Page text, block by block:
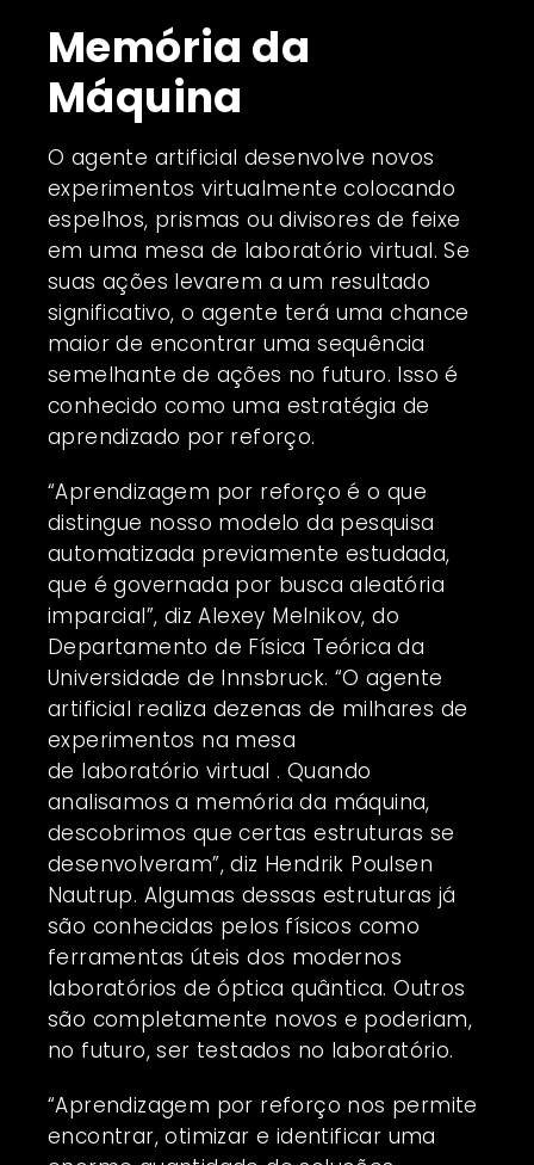
Memória da
Máquina
O agente artificial desenvolve novos
experimentos virtualmente colocando
espelhos, prismas ou divisores de feixe
em uma mesa de laboratório virtual. Se
suas ações levarem a um resultado
significativo, o agente terá uma chance
maior de encontrar uma sequência
semelhante de ações no futuro. Isso é
conhecido como uma estratégia de
aprendizado por reforço.
“Aprendizagem por reforço é o que
distingue nosso modelo da pesquisa
automatizada previamente estudada,
que é governada por busca aleatória
imparcial”, diz Alexey Melnikov, do
Departamento de Física Teórica da
Universidade de Innsbruck. “O agente
artificial realiza dezenas de milhares de
experimentos na mesa
de laboratório virtual . Quando
analisamos a memória da máquina,
descobrimos que certas estruturas se
desenvolveram”, diz Hendrik Poulsen
Nautrup. Algumas dessas estruturas já
são conhecidas pelos físicos como
ferramentas úteis dos modernos
laboratórios de óptica quântica. Outros
são completamente novos e poderiam,
no futuro, ser testados no laboratório.
“Aprendizagem por reforço nos permite
encontrar, otimizar e identificar uma